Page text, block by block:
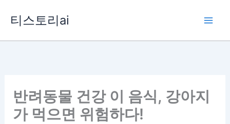
티스토리ai
반려동물 건강 이 음식, 강아지
가 먹으면 위험하다!